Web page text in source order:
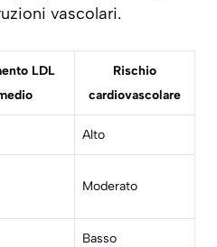
vascolari.
LDL
Rischio
cardiovascolare
Alto
Moderato
Basso